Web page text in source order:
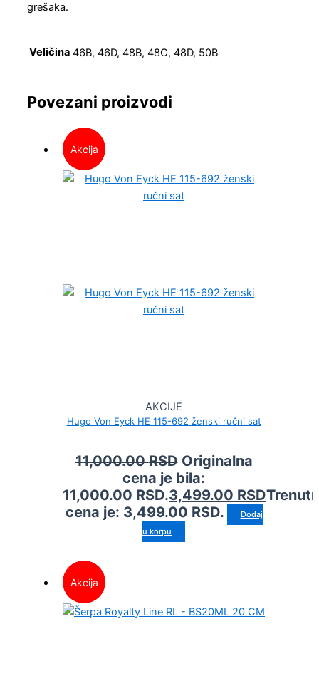
grešaka.
Veličina 46B, 46D, 48B, 48C, 48D, 50B
Povezani proizvodi
Akcija
AKCIJE
Hugo Von Eyck HE 115-692 ženski ručni sat
11,000.00RSD Originalna
cena je bila:
11,000.00 RSD.3,499.00 RSD
cena je: 3,499.00 RSD.
Dodaj
u korpu
Akcija